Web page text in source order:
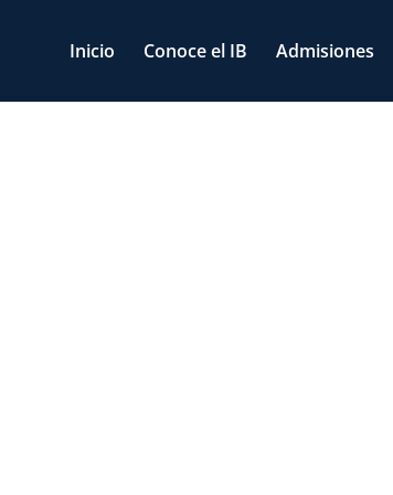
Inicio Conoce el IB Admisiones